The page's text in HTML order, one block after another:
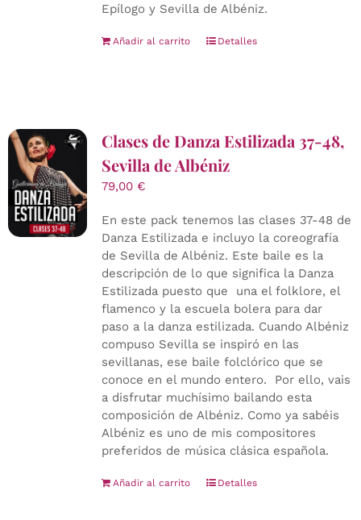
Epílogo y Sevilla de Albéniz.
Añadir al carrito Detalles
Clases de Danza Estilizada 37-48,
Sevilla de Albéniz
79,00 €
En este pack tenemos las clases 37-48 de
Danza Estilizada e incluyo la coreografía
de Sevilla de Albéniz. Este baile es la
descripción de lo que significa la Danza
Estilizada puesto que una el folklore, el
flamenco y la escuela bolera para dar
paso a la danza estilizada. Cuando Albéniz
compuso Sevilla se inspiró en las
sevillanas, ese baile folclórico que se
conoce en el mundo entero. Por ello, vais
a disfrutar muchísimo bailando esta
composición de Albéniz. Como ya sabéis
Albéniz es uno de mis compositores
preferidos de música clásica española.
Añadir al carrito Detalles